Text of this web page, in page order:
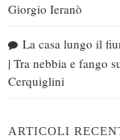
Giorgio Ieranò
La casa lungo il
| Tra nebbia e fango
Cerquiglini
ARTICOLI